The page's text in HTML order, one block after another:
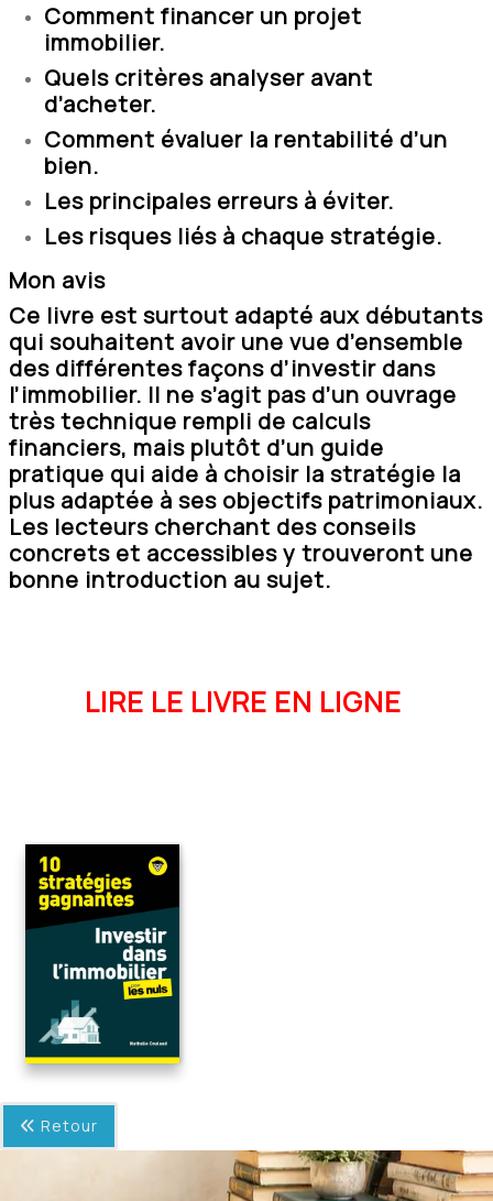
Comment financer un projet
immobilier.
Quels critères analyser avant
d’acheter.
Comment évaluer la rentabilité d’un
bien.
Les principales erreurs à éviter.
Les risques liés à chaque stratégie.
Mon avis
Ce livre est surtout adapté aux débutants
qui souhaitent avoir une vue d’ensemble
des différentes façons d’investir dans
l’immobilier. Il ne s’agit pas d’un ouvrage
très technique rempli de calculs
financiers, mais plutôt d’un guide
pratique qui aide à choisir la stratégie la
plus adaptée à ses objectifs patrimoniaux.
Les lecteurs cherchant des conseils
concrets et accessibles y trouveront une
bonne introduction au sujet.
LIRE LE LIVRE EN LIGNE
Retour